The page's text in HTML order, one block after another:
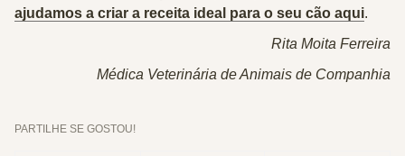
ajudamos a criar a receita ideal para o seu cão aqui.
Rita Moita Ferreira
Médica Veterinária de Animais de Companhia
PARTILHE SE GOSTOU!